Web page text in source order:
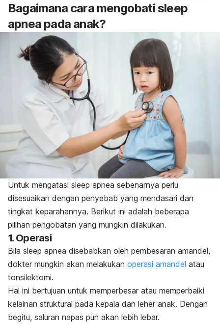
Bagaimana cara mengobatisleep
apnea pada anak?
Untuk mengatasi sleep apnea sebenarnya perlu
disesuaikan dengan penyebab yang mendasari dan
tingkat keparahannya. Berikut ini adalah beberapa
pilihan pengobatan yang mungkin dilakukan.
1. Operasi
Bila sleep apnea disebabkan oleh pembesaran amandel,
dokter mungkin akan melakukan operasi amandel atau
tonsilektomi.
Hal ini bertujuan untuk memperbesar atau memperbaiki
kelainan struktural pada kepala dan leher anak. Dengan
begitu, saluran napas pun akan lebih lebar.